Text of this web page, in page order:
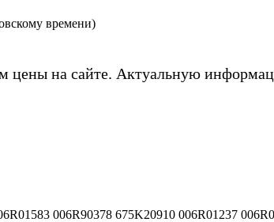
времени)
на сайте. Актуальную
006R90378 675K20910 006R01237